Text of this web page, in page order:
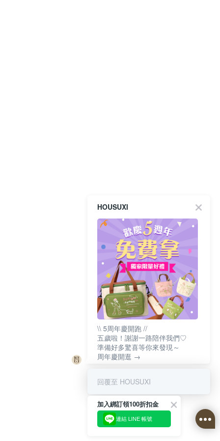
HOUSUXI
\\ 5周年慶開跑 //
五歲啦！謝謝一路陪伴我們♡
準備好多驚喜等你來發現～
周年慶開逛 →
回覆至 HOUSUXI
加入綁訂領100折扣金
連結 LINE 帳號